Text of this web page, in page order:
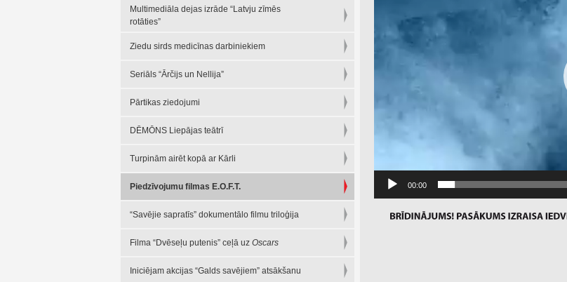
Multimediāla dejas izrāde “Latvju zīmēs
rotāties”
Ziedu sirds medicīnas darbiniekiem
Seriāls “Ārčijs un Nellija”
Pārtikas ziedojumi
DĒMŌNS Liepājas teātrī
Turpinām airēt kopā ar Kārli
Piedzīvojumu filmas E.O.F.T.
“Savējie sapratīs” dokumentālo filmu triloģija
Filma “Dvēseļu putenis” ceļā uz Oscars
Iniciējam akcijas “Galds savējiem” atsākšanu
00:00